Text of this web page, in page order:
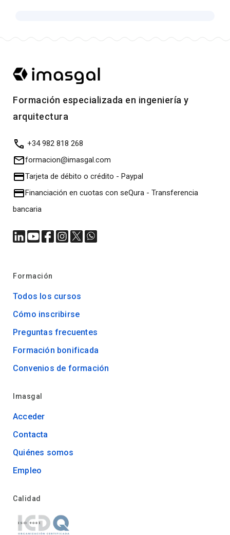
Formación especializada en ingeniería y
arquitectura
+34 982 818 268
formacion@imasgal.com
Tarjeta de débito o crédito - Paypal
Financiación en cuotas con seQura - Transferencia
bancaria
Formación
Todos los cursos
Cómo inscribirse
Preguntas frecuentes
Formación bonificada
Convenios de formación
Imasgal
Acceder
Contacta
Quiénes somos
Empleo
Calidad